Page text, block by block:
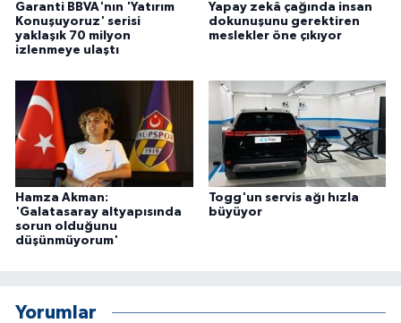
Garanti BBVA'nın 'Yatırım
Konuşuyoruz' serisi
yaklaşık 70 milyon
izlenmeye ulaştı
Yapay zekâ çağında insan
dokunuşunu gerektiren
meslekler öne çıkıyor
Hamza Akman:
'Galatasaray altyapısında
sorun olduğunu
düşünmüyorum'
Togg'un servis ağı hızla
büyüyor
Yorumlar